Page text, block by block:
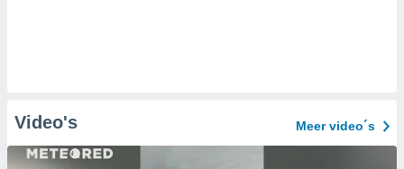
Video's Meer video´s